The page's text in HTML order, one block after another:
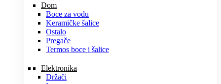
Dom
Boce za vodu
Keramičke šalice
Ostalo
Pregače
Termos boce i šalice
Elektronika
Držači